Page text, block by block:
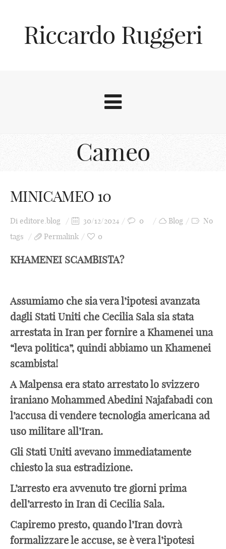
Riccardo Ruggeri
Cameo
MINICAMEO 10
Di editore.blog 30/12/2024 0 Blog
No
tags
Permalink 0
KHAMENEI SCAMBISTA?
Assumiamo che sia vera l’ipotesi avanzata
dagli Stati Uniti che Cecilia Sala sia stata
arrestata in Iran per fornire a Khamenei una
“leva politica”, quindi abbiamo un Khamenei
scambista!
A Malpensa era stato arrestato lo svizzero
iraniano Mohammed Abedini Najafabadi con
l’accusa di vendere tecnologia americana ad
uso militare all’Iran.
Gli Stati Uniti avevano immediatamente
chiesto la sua estradizione.
L’arresto era avvenuto tre giorni prima
dell’arresto in Iran di Cecilia Sala.
Capiremo presto, quando l’Iran dovrà
formalizzare le accuse, se è vera l’ipotesi